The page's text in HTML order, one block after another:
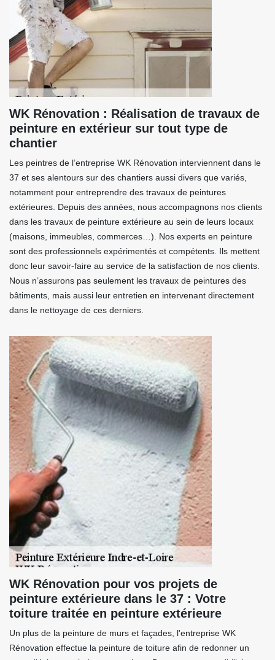
WK Rénovation : Réalisation de travaux de
peinture en extérieur sur tout type de
chantier
Les peintres de l’entreprise WK Rénovation interviennent dans le
37 et ses alentours sur des chantiers aussi divers que variés,
notamment pour entreprendre des travaux de peintures
extérieures. Depuis des années, nous accompagnons nos clients
dans les travaux de peinture extérieure au sein de leurs locaux
(maisons, immeubles, commerces…). Nos experts en peinture
sont des professionnels expérimentés et compétents. Ils mettent
donc leur savoir-faire au service de la satisfaction de nos clients.
Nous n’assurons pas seulement les travaux de peintures des
bâtiments, mais aussi leur entretien en intervenant directement
dans le nettoyage de ces derniers.
WK Rénovation pour vos projets de
peinture extérieure dans le 37 : Votre
toiture traitée en peinture extérieure
Un plus de la peinture de murs et façades, l'entreprise WK
Rénovation effectue la peinture de toiture afin de redonner un